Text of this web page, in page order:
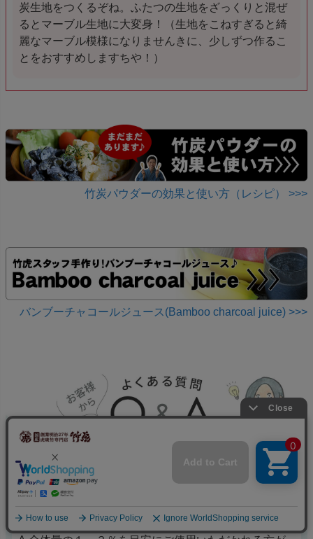
炭生地をつくるぞね。ふたつの生地をざっくりと混ぜ
るとマーブル生地に大変身！（生地をこねすぎると綺
麗なマーブル模様になりませんきに、少しずつ作るこ
とをおすすめしますちや！）
竹炭パウダーの効果と使い方（レシピ） >>>
バンブーチャコールジュース(Bamboo charcoal juice) >>>
Q.パンなどに混ぜる場合はどれくらい混ぜたら良
いですか？